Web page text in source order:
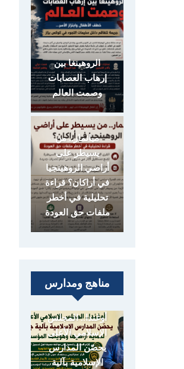
الروهينغا بين
إرهاب العصابات
وصمت العالم
ميانمار.. من
يسيطر على
أراضي الروهينجيا
في أراكان؟ قراءة
تحليلية في أخطر
ملفات حق العودة
مناهج ومدارس
أوغندا.. المجلس
الإسلامي الأعلى
يحصّن المدارس
الإسلامية بآلية